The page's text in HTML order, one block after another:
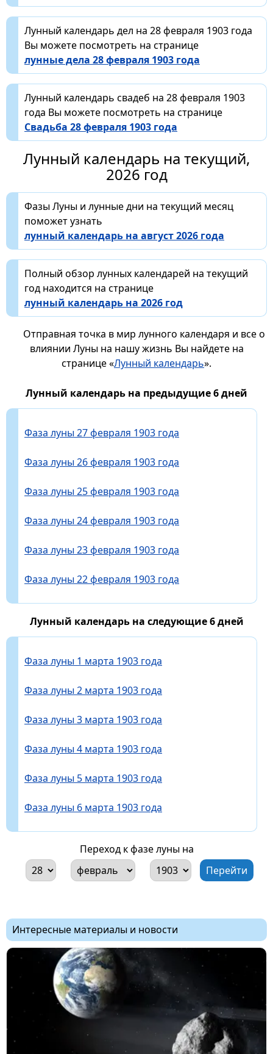
Лунный календарь дел на 28 февраля 1903 года
Вы можете посмотреть на странице
лунные дела 28 февраля 1903 года
Лунный календарь свадеб на 28 февраля 1903
года Вы можете посмотреть на странице
Свадьба 28 февраля 1903 года
Лунный календарь на текущий,
2026 год
Фазы Луны и лунные дни на текущий месяц
поможет узнать
лунный календарь на август 2026 года
Полный обзор лунных календарей на текущий
год находится на странице
лунный календарь на 2026 год
Отправная точка в мир лунного календаря и все о
влиянии Луны на нашу жизнь Вы найдете на
странице «Лунный календарь».
Лунный календарь на предыдущие 6 дней
Фаза луны 27 февраля 1903 года
Фаза луны 26 февраля 1903 года
Фаза луны 25 февраля 1903 года
Фаза луны 24 февраля 1903 года
Фаза луны 23 февраля 1903 года
Фаза луны 22 февраля 1903 года
Лунный календарь на следующие 6 дней
Фаза луны 1 марта 1903 года
Фаза луны 2 марта 1903 года
Фаза луны 3 марта 1903 года
Фаза луны 4 марта 1903 года
Фаза луны 5 марта 1903 года
Фаза луны 6 марта 1903 года
Переход к фазе луны на
Интересные материалы и новости